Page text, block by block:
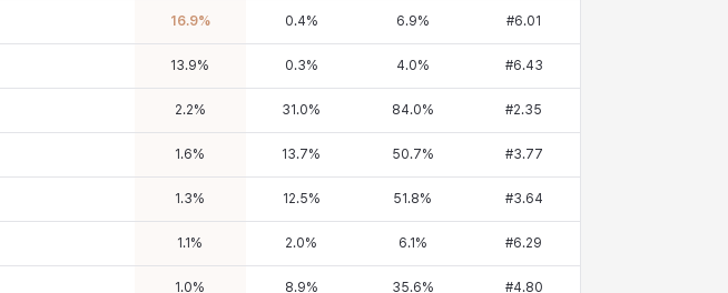
16.9% 0.4% 6.9% #6.01
13.9% 0.3% 4.0% #6.43
2.2% 31.0% 84.0% #2.35
1.6% 13.7% 50.7% #3.77
1.3% 12.5% 51.8% #3.64
1.1 % 2.0% 6.1 % #6.29
1.0% 8.9% 35.6% #4.80